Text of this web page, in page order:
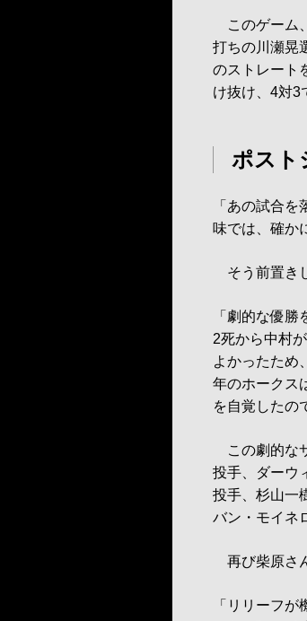
このゲーム
打ちの川瀬晃
のストレート
け抜け、4対3
ポスト
「あの試合
味では、確か
そう前置き
「劇的な優
2死から中村
よかったため
年のホークス
を自覚したの
この劇的な
投手、ダーウ
投手、杉山一
バン・モイネ
再び柴原さ
「リリーフ